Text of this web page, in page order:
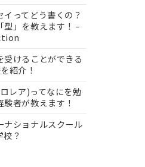
イってどう書くの？
型」を教えます！ -
受けることができる
紹介！
レア)ってなにを勉
験者が教えます！
ナショナルスクール
校？